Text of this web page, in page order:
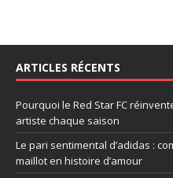
ARTICLES RÉCENTS
Pourquoi le Red Star FC
artiste chaque saison
Le pari sentimental d’adidas :
maillot en histoire d’amour